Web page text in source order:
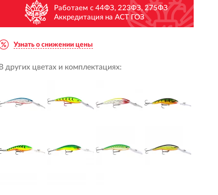
Работаем с 44ФЗ, 223ФЗ, 275ФЗ
Аккредитация на АСТ ГОЗ
Узнать о снижении цены
В других цветах и комплектациях: